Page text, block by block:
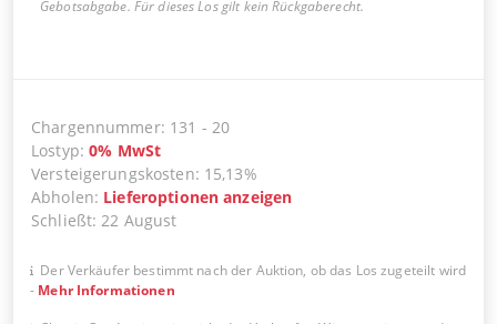
Gebotsabgabe. Für dieses Los gilt kein Rückgaberecht.
Chargennummer: 131 - 20
Lostyp:0% MwSt
Versteigerungskosten: 15,13%
Abholen: Lieferoptionen anzeigen
Schließt:22 August
Der Verkäufer bestimmt nach der Auktion, ob das Los zugeteilt wird
- Mehr Informationen